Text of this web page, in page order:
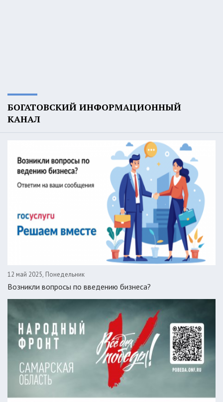
БОГАТОВСКИЙ ИНФОРМАЦИОННЫЙ
КАНАЛ
12 май 2025, Понедельник
Возникли вопросы по введению бизнеса?